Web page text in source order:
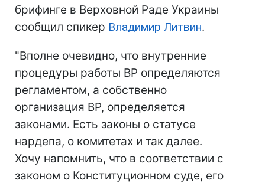
брифинге в Верховной Раде Украины
сообщил спикер Владимир Литвин.
"Вполне очевидно, что внутренние
процедуры работы ВР определяются
регламентом, а собственно
организация ВР, определяется
законами. Есть законы о статусе
нардепа, о комитетах и так далее.
Хочу напомнить, что в соответствии с
законом о Конституционном суде, его